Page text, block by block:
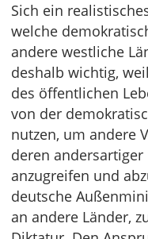
Sich ein
welche
andere westliche
deshalb wichtig,
des öffentlichen
von der
nutzen, um andere
deren
anzugreifen und
deutsche
an andere Länder,